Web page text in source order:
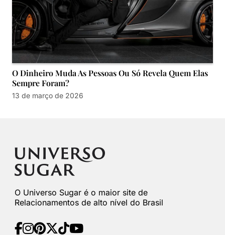
O Dinheiro Muda As Pessoas Ou Só Revela Quem Elas
Sempre Foram?
13 de março de 2026
O Universo Sugar é o maior site de
Relacionamentos de alto nível do Brasil